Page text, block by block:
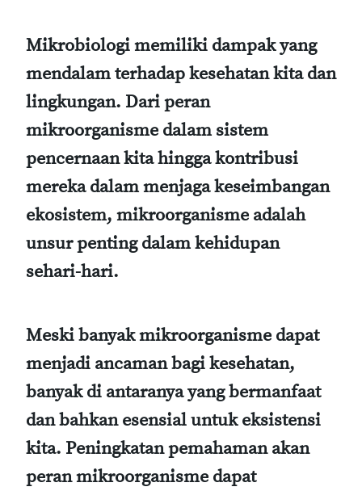
Mikrobiologi memiliki dampak yang
mendalam terhadap kesehatan kita dan
lingkungan. Dari peran
mikroorganisme dalam sistem
pencernaan kita hingga kontribusi
mereka dalam menjaga keseimbangan
ekosistem, mikroorganisme adalah
unsur penting dalam kehidupan
sehari-hari.
Meski banyak mikroorganisme dapat
menjadi ancaman bagi kesehatan,
banyak di antaranya yang bermanfaat
dan bahkan esensial untuk eksistensi
kita. Peningkatan pemahaman akan
peran mikroorganisme dapat